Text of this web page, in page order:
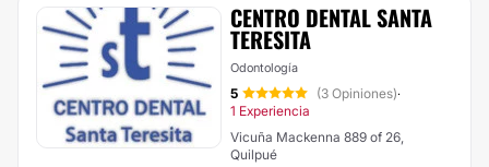
CENTRO DENTAL SANTA
TERESITA
Odontología
5 (3 Opiniones)·
1 Experiencia
Vicuña Mackenna 889 of 26,
Quilpué